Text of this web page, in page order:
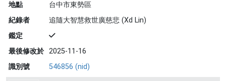
地點
台中市東勢區
紀錄者
追隨大智慧救世廣慈悲 (Xd Lin)
鑑定
最後修改於 2025-11-16
識別號
546856 (nid)